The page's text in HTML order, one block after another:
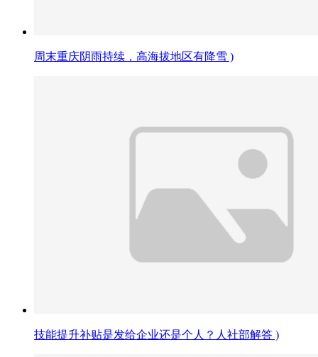
周末重庆阴雨持续，高海拔地区有降雪 )
技能提升补贴是发给企业还是个人？人社部解答 )